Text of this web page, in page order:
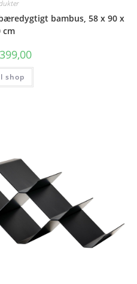
bambus, 58 x 90 x
cm
shop